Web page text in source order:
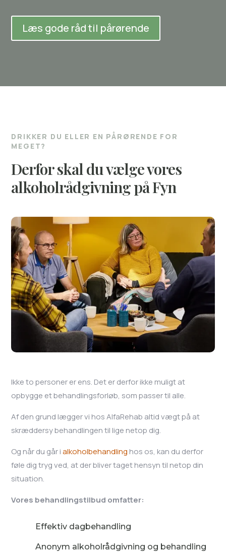
Læs gode råd til pårørende
DRIKKER DU ELLER EN PÅRØRENDE FOR
MEGET?
Derfor skal du vælge vores
alkoholrådgivning på Fyn
Ikke to personer er ens. Det er derfor ikke muligt at
opbygge et behandlingsforløb, som passer til alle.
Af den grund lægger vi hos AlfaRehab altid vægt på at
skræddersy behandlingen til lige netop dig.
Og når du går ialkoholbehandling hos os, kan du derfor
føle dig tryg ved, at der bliver taget hensyn til netop din
situation.
Vores behandlingstilbud omfatter:
Effektiv dagbehandling
Anonym alkoholrådgivning og behandling